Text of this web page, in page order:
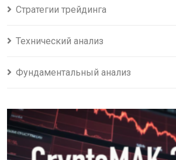
Стратегии трейдинга
Технический анализ
Фундаментальный анализ